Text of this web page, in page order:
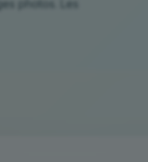
photos. Les